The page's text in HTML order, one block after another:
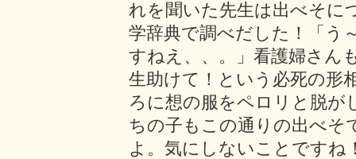
れを聞いた先生は出べそに
学辞典で調べだした！「う
すねえ、、。」看護婦さん
生助けて！という必死の形
ろに想の服をペロリと脱が
ちの子もこの通りの出べそ
よ。気にしないことですね